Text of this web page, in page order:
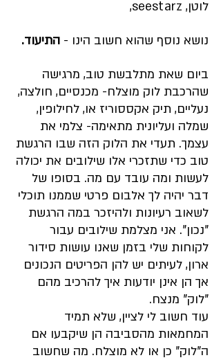
לוטן, seestarz,
נושא נוסף שהוא חשוב הינו - התיעוד.
ביום שאת מתלבשת טוב, מרגישה
שהרכבת לוק מוצלח- מכנסיים, חולצה,
נעליים, תיק אקססוריז או, לחילופין,
שמלה ועליונית מתאימה- צלמי את
עצמך. תעדי את הלוק הזה שבו הרגשת
טוב כדי שתזכרי אלו שילובים את יכולה
לעשות ומה עובד עם מה. בסופו של
דבר יהיה לך אלבום פרטי שממנו תוכלי
לשאוב רעיונות ולהיזכר במה הרגשת
"נכון". אני מצלמת שילובים עבור
לקוחות שלי בזמן שאנו עושות סידור
ארון, לעיתים יש להן הפריטים הנכונים
אך הן אינן יודעות איך להרכיב מהם
"לוק" מנצח.
עוד חשוב לי לציין, שלא תמיד
המחמאות מהסביבה הן שיקבעו אם
ה"לוק" כן או לא מוצלח. מה שחשוב